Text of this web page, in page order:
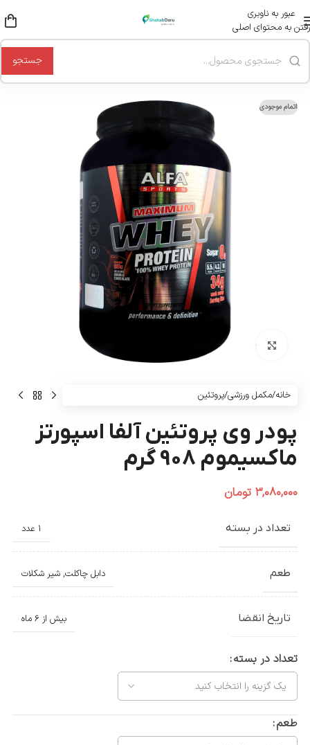
عبور به ناوبری
رفتن به محتوای اصلی
جستجو
اتمام موجودی
بزرگنمایی تصویر
خانه/مکمل ورزشی/پروتئین
پودر وی پروتئین آلفا اسپورتز
ماکسیموم 908 گرم
۳,۰۸۰,۰۰۰ تومان
تعداد در بسته 1 عدد
طعم دابل چاکلت, شیر شکلات
تاریخ انقضا بیش از 6 ماه
تعداد در بسته
طعم